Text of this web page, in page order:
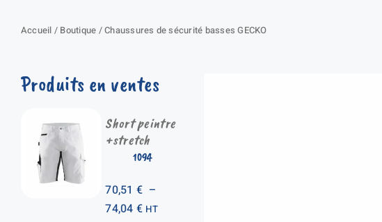
Accueil / Boutique /Chaussures de sécurité basses GECKO
Produits en ventes
1094
Short peintre
+stretch
70,51 € –
74,04 €Plage
HT